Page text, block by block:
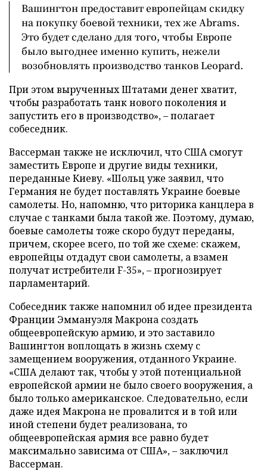
Вашингтон предоставит европейцам скидку
на покупку боевой техники, тех же Abrams.
Это будет сделано для того, чтобы Европе
было выгоднее именно купить, нежели
возобновлять производство танков Leopard.
При этом вырученных Штатами денег хватит,
чтобы разработать танк нового поколения и
запустить его в производство», – полагает
собеседник.
Вассерман также не исключил, что США смогут
заместить Европе и другие виды техники,
переданные Киеву. «Шольц уже заявил, что
Германия не будет поставлять Украине боевые
самолеты. Но, напомню, что риторика канцлера в
случае с танками была такой же. Поэтому, думаю,
боевые самолеты тоже скоро будут переданы,
причем, скорее всего, по той же схеме: скажем,
европейцы отдадут свои самолеты, а взамен
получат истребители F-35», – прогнозирует
парламентарий.
Собеседник также напомнил об идее президента
Франции Эммануэля Макрона создать
общеевропейскую армию, и это заставило
Вашингтон воплощать в жизнь схему с
замещением вооружения, отданного Украине.
«США делают так, чтобы у этой потенциальной
европейской армии не было своего вооружения, а
было только американское. Следовательно, если
даже идея Макрона не провалится и в той или
иной степени будет реализована, то
общеевропейская армия все равно будет
максимально зависима от США», – заключил
Вассерман.